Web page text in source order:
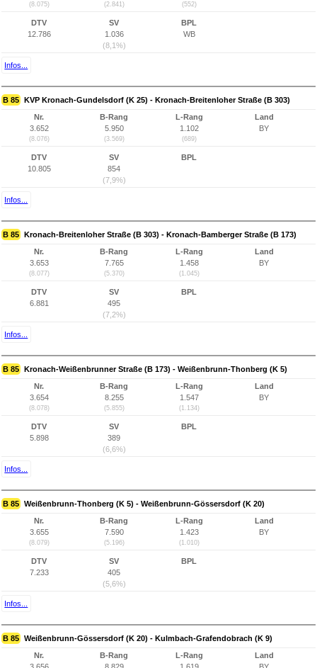
(8.075) (2.841) (552)
DTV
12.786
SV
1.036
(8,1%)
BPL
WB
Infos...
B 85 KVP Kronach-Gundelsdorf (K 25) - Kronach-Breitenloher Straße (B 303)
Nr.
3.652
(8.076)
B-Rang
5.950
(3.569)
L-Rang
1.102
(689)
Land
BY
DTV
10.805
SV
854
(7,9%)
BPL
Infos...
B 85 Kronach-Breitenloher Straße (B 303) - Kronach-Bamberger Straße (B 173)
Nr.
3.653
(8.077)
B-Rang
7.765
(5.370)
L-Rang
1.458
(1.045)
Land
BY
DTV
6.881
SV
495
(7,2%)
BPL
Infos...
B 85 Kronach-Weißenbrunner Straße (B 173) - Weißenbrunn-Thonberg (K 5)
Nr.
3.654
(8.078)
B-Rang
8.255
(5.855)
L-Rang
1.547
(1.134)
Land
BY
DTV
5.898
SV
389
(6,6%)
BPL
Infos...
B 85 Weißenbrunn-Thonberg (K 5) - Weißenbrunn-Gössersdorf (K 20)
Nr.
3.655
(8.079)
B-Rang
7.590
(5.196)
L-Rang
1.423
(1.010)
Land
BY
DTV
7.233
SV
405
(5,6%)
BPL
Infos...
B 85 Weißenbrunn-Gössersdorf (K 20) - Kulmbach-Grafendobrach (K 9)
Nr.
B-Rang
L-Rang
Land